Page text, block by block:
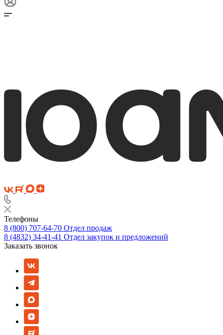
Телефоны
8 (800) 707-64-70 Отдел продаж
8 (4832) 34-41-41 Отдел закупок и предложений
Заказать звонок